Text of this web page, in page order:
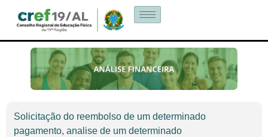
Solicitação do reembolso de um determinado
pagamento, analise de um determinado